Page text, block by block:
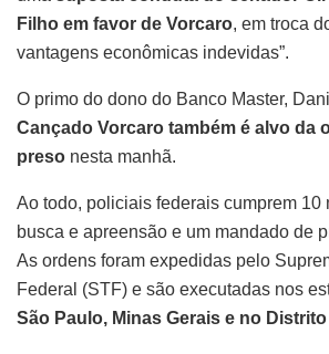
Filho em favor de Vorcaro, em troca
vantagens econômicas indevidas”.
O primo do dono do Banco Master,
Cançado Vorcaro também é alvo da
preso nesta manhã.
Ao todo, policiais federais cumprem 10
busca e apreensão e um mandado de
As ordens foram expedidas pelo
Federal (STF) e são executadas nos
São Paulo, Minas Gerais e no